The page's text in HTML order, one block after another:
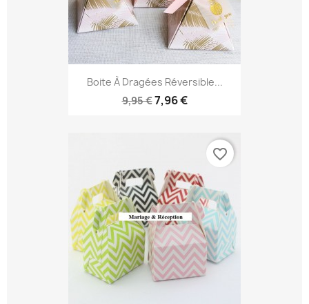
Boite À Dragées Réversible...
9,95 €7,96 €
favorite_border